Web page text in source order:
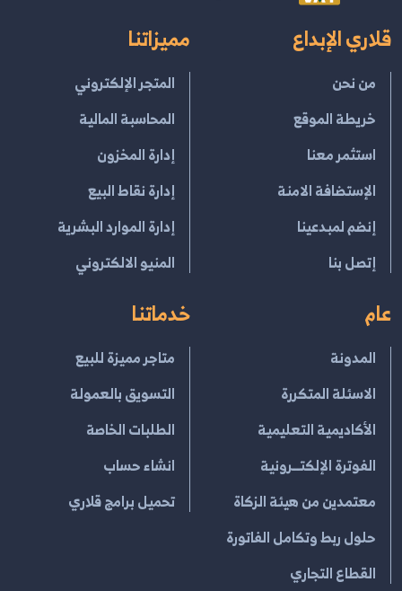
قلاري الإبداع
من نحن
خريطة الموقع
استثمر معنا
الإستضافة الامنة
إنضم لمبدعينا
إتصل بنا
مميزاتنا
المتجر الإلكتروني
المحاسبة المالية
إدارة المخزون
إدارة نقاط البيع
إدارة الموارد البشرية
المنيو الالكتروني
عام
المدونة
الاسئلة المتكررة
الأكاديمية التعليمية
الفوترة الإلكتــرونية
معتمدين من هيئة الزكاة
حلول ربط وتكامل الفاتورة
القطاع التجاري
خدماتنا
متاجر مميزة للبيع
التسويق بالعمولة
الطلبات الخاصة
انشاء حساب
تحميل برامج قلاري